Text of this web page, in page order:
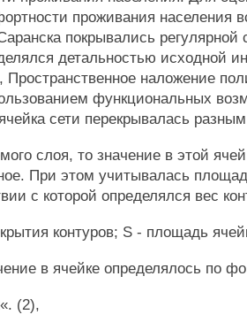
проживания населения
покрывались регулярной
детальностью исходной
Пространственное наложение
функциональных
сети перекрывалась
слоя, то значение в этой
При этом учитывалась
с которой определялся вес
контуров; S - площадь
в ячейке определялось по
(2),